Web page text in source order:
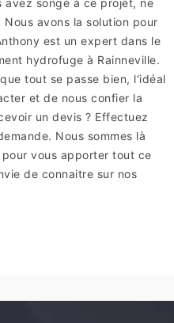
avons la solution pour
est un expert dans le
hydrofuge à Rainneville.
tout se passe bien, l’idéal
et de nous confier la
un devis ? Effectuez
Nous sommes là
vous apporter tout ce
de connaitre sur nos